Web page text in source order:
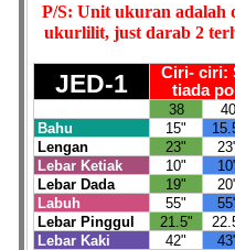
P/S: Unit ukuran
ukurlilit, just darab 2
JED-1
Ciri- ciri:
tiada
38 40
Bahu
15"
Lengan
23"
Lebar Ketiak
10"
Lebar Dada
19"
Labuh
55"
Lebar Pinggul
21.5"
Lebar Kaki
42"